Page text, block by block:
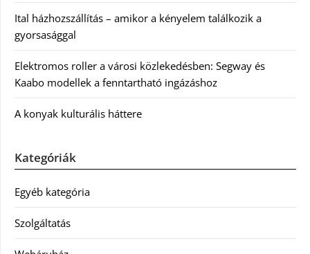
Ital házhozszállítás – amikor a kényelem találkozik a
gyorsasággal
Elektromos roller a városi közlekedésben: Segway és
Kaabo modellek a fenntartható ingázáshoz
A konyak kulturális háttere
Kategóriák
Egyéb kategória
Szolgáltatás